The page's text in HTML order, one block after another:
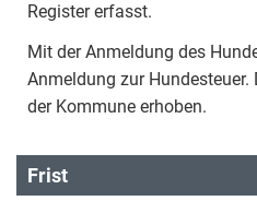
Register erfasst.
Mit der Anmeldung des
Anmeldung zur Hundesteuer.
der Kommune erhoben.
Frist